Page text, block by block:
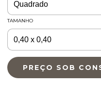
TAMANHO